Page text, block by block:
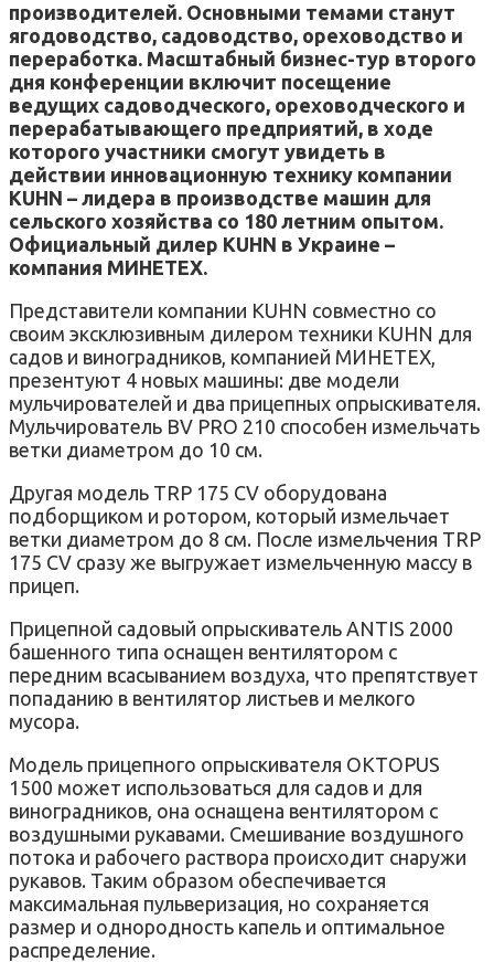
производителей. Основными темами станут
ягодоводство, садоводство, ореховодство и
переработка. Масштабный бизнес-тур второго
дня конференции включит посещение
ведущих садоводческого, ореховодческого и
перерабатывающего предприятий, в ходе
которого участники смогут увидеть в
действии инновационную технику компании
KUHN – лидера в производстве машин для
сельского хозяйства со 180 летним опытом.
Официальный дилер KUHN в Украине –
компания МИНЕТЕХ.
Представители компании KUHN совместно со
своим эксклюзивным дилером техники KUHN для
садов и виноградников, компанией МИНЕТЕХ,
презентуют 4 новых машины: две модели
мульчирователей и два прицепных опрыскивателя.
Мульчирователь BV PRO 210 способен измельчать
ветки диаметром до 10 см.
Другая модель TRP 175 СV оборудована
подборщиком и ротором, который измельчает
ветки диаметром до 8 см. После измельчения TRP
175 СV сразу же выгружает измельченную массу в
прицеп.
Прицепной садовый опрыскиватель ANTIS 2000
башенного типа оснащен вентилятором с
передним всасыванием воздуха, что препятствует
попаданию в вентилятор листьев и мелкого
мусора.
Модель прицепного опрыскивателя OKTOPUS
1500 может использоваться для садов и для
виноградников, она оснащена вентилятором с
воздушными рукавами. Смешивание воздушного
потока и рабочего раствора происходит снаружи
рукавов. Таким образом обеспечивается
максимальная пульверизация, но сохраняется
размер и однородность капель и оптимальное
распределение.